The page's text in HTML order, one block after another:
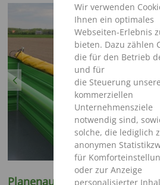
Wir verwenden
Ihnen ein optimales
Webseiten-Erlebnis
bieten. Dazu zählen
die für den Betrieb
und für
die Steuerung
kommerziellen
Unternehmensziele
notwendig sind,
solche, die lediglich
anonymen
für
oder zur Anzeige
personalisierter
Previous
Planenaufbau